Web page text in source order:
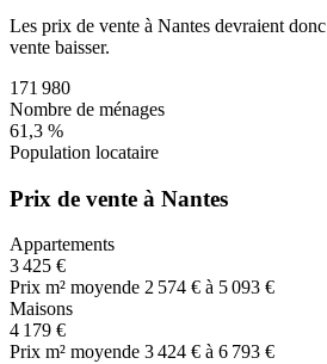
Les prix de vente à Nantes devraient donc
vente baisser.
171 980
Nombre de ménages
61,3 %
Population locataire
Prix de vente à Nantes
Appartements
3 425 €
Prix m² moyende 2 574 € à 5 093 €
Maisons
4 179 €
Prix m² moyende 3 424 € à 6 793 €